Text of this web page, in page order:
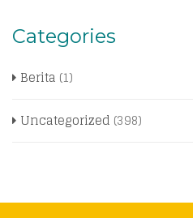
Categories
Berita (1)
Uncategorized (398)